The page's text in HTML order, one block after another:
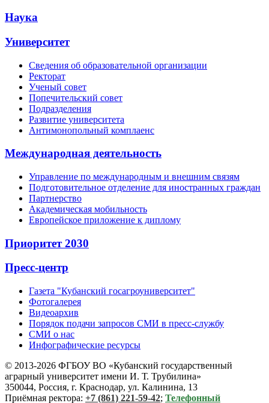
Наука
Университет
Сведения об образовательной организации
Ректорат
Ученый совет
Попечительский совет
Подразделения
Развитие университета
Антимонопольный комплаенс
Международная деятельность
Управление по международным и внешним связям
Подготовительное отделение для иностранных граждан
Партнерство
Академическая мобильность
Европейское приложение к диплому
Приоритет 2030
Пресс-центр
Газета "Кубанский госагроуниверситет"
Фотогалерея
Видеоархив
Порядок подачи запросов СМИ в пресс-службу
СМИ о нас
Инфографические ресурсы
© 2013-2026 ФГБОУ ВО «Кубанский государственный
аграрный университет имени И. Т. Трубилина»
350044, Россия, г. Краснодар, ул. Калинина, 13
Приёмная ректора: +7 (861) 221-59-42; Телефонный